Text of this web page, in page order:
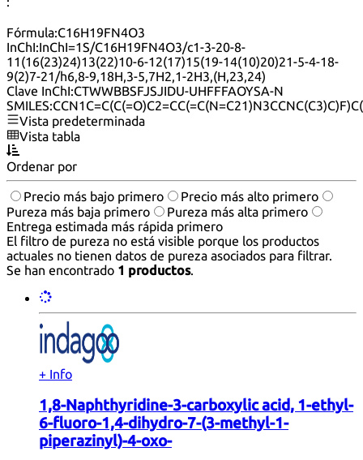
Fórmula:C16H19FN4O3
InChI:InChI=1S/C16H19FN4O3/c1-3-20-8-
11(16(23)24)13(22)10-6-12(17)15(19-14(10)20)21-5-4-18-
9(2)7-21/h6,8-9,18H,3-5,7H2,1-2H3,(H,23,24)
Clave InChI:CTWWBBSFJSJIDU-UHFFFAOYSA-N
SMILES:
Vista predeterminada
Vista tabla
Ordenar por
Precio más bajo primero
Precio más alto primero
Pureza más baja primero
Pureza más alta primero
Entrega estimada más rápida primero
El filtro de pureza no está visible porque los productos
actuales no tienen datos de pureza asociados para filtrar.
Se han encontrado 1 productos.
+ Info
1,8-Naphthyridine-3-carboxylic acid, 1-ethyl-
6-fluoro-1,4-dihydro-7-(3-methyl-1-
piperazinyl)-4-oxo-